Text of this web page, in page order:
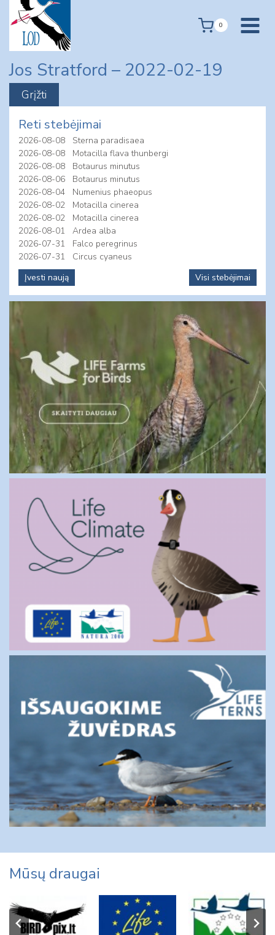
content
0
Jos Stratford – 2022-02-19
Reti stebėjimai
2026-08-08
Sterna paradisaea
2026-08-08
Motacilla flava thunbergi
2026-08-08
Botaurus minutus
2026-08-06
Botaurus minutus
2026-08-04
Numenius phaeopus
2026-08-02
Motacilla cinerea
2026-08-02
Motacilla cinerea
2026-08-01
Ardea alba
2026-07-31
Falco peregrinus
2026-07-31
Circus cyaneus
Įvesti naują
Visi stebėjimai
Mūsų draugai